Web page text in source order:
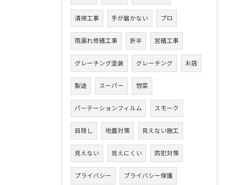
清掃工事 手が届かない プロ
雨漏れ修繕工事 折半 営繕工事
グレーチング塗装 グレーチング お店
製造 スーパー 惣菜
パーテーションフィルム スモーク
目隠し 地震対策 見えない施工
見えない 見えにくい 防犯対策
プライバシー プライバシー保護